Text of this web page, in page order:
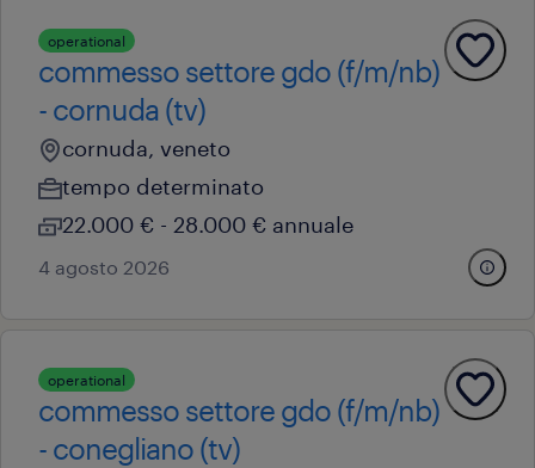
operational
commesso settore gdo (f/m/nb)
- cornuda (tv)
cornuda, veneto
tempo determinato
22.000 € - 28.000 € annuale
4 agosto 2026
operational
commesso settore gdo (f/m/nb)
- conegliano (tv)